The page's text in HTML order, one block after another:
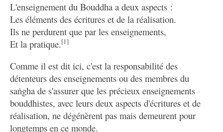
L'enseignement du Bouddha a deux aspects :
Les éléments des écritures et de la réalisation.
Ils ne perdurent que par les enseignements,
Et la pratique.[1]
Comme il est dit ici, c'est la responsabilité des
détenteurs des enseignements ou des membres du
saṅgha de s'assurer que les précieux enseignements
bouddhistes, avec leurs deux aspects d'écritures et de
réalisation, ne dégénèrent pas mais demeurent pour
longtemps en ce monde.